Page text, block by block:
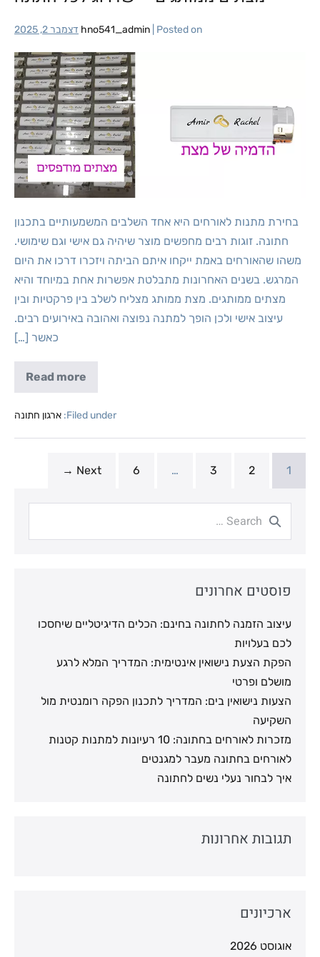
hno541_admin |Posted on דצמבר 2, 2025
בחירת מתנות לאורחים היא אחד השלבים המשמעותיים בתכנון
חתונה. זוגות רבים מחפשים מוצר שיהיה גם אישי וגם שימושי.
משהו שהאורחים באמת ייקחו איתם הביתה ויזכרו דרכו את היום
המרגש. בשנים האחרונות מתבלטת אפשרות אחת במיוחד והיא
מצתים ממותגים. מצת ממותג מצליח לשלב בין פרקטיות ובין
עיצוב אישי ולכן הופך למתנה נפוצה ואהובה באירועים רבים.
כאשר […]
Read more
Filed under: ארגון חתונה
1
2
3
…
6
Next →
פוסטים אחרונים
עיצוב הזמנה לחתונה בחינם: הכלים הדיגיטליים שיחסכו
לכם בעלויות
הפקת הצעת נישואין אינטימית: המדריך המלא לרגע
מושלם ופרטי
הצעות נישואין בים: המדריך לתכנון הפקה רומנטית מול
השקיעה
מזכרות לאורחים בחתונה: 10 רעיונות למתנות קטנות
לאורחים בחתונה מעבר למגנטים
איך לבחור נעלי נשים לחתונה
תגובות אחרונות
ארכיונים
אוגוסט 2026